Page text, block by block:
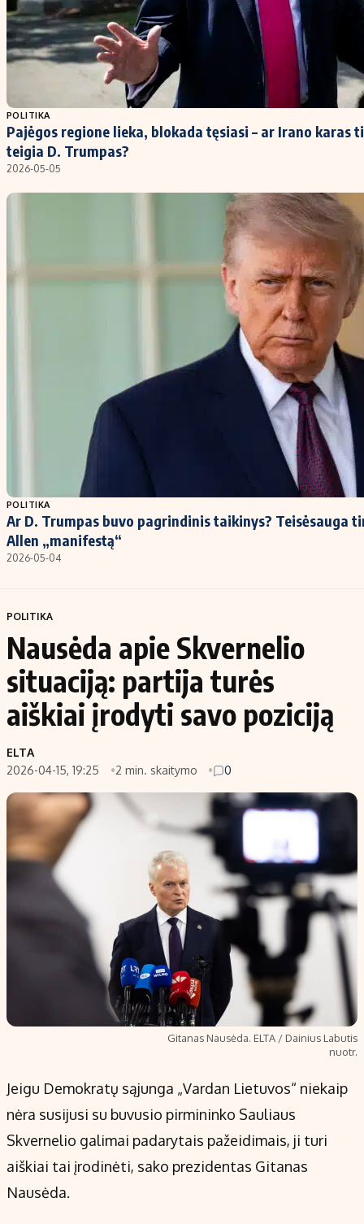
POLITIKA
Pajėgos regione lieka, blokada tęsiasi – ar Irano karas
teigia D. Trumpas?
2026-05-05
POLITIKA
Ar D. Trumpas buvo pagrindinis taikinys? Teisėsauga
Allen „manifestą“
2026-05-04
POLITIKA
Nausėda apie Skvernelio
situaciją: partija turės
aiškiai įrodyti savo poziciją
ELTA
2026-04-15, 19:25
2 min. skaitymo 0
Gitanas Nausėda. ELTA / Dainius Labutis
nuotr.
Jeigu Demokratų sąjunga „Vardan Lietuvos“ niekaip
nėra susijusi su buvusio pirmininko Sauliaus
Skvernelio galimai padarytais pažeidimais, ji turi
aiškiai tai įrodinėti, sako prezidentas Gitanas
Nausėda.